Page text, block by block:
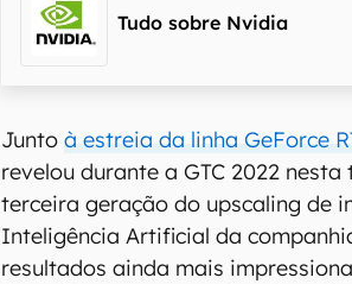
Tudo sobre Nvidia
Juntoà estreia da linha GeForce
revelou durante a GTC 2022 nesta
terceira geração do upscaling de
Inteligência Artificial da
resultados ainda mais